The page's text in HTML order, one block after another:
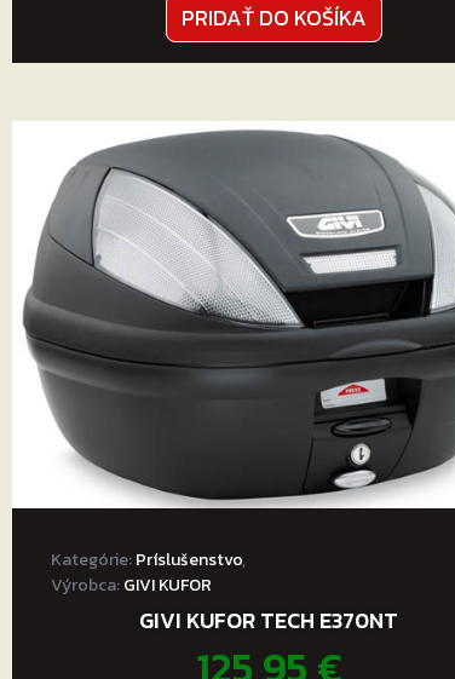
PRIDAŤ DO KOŠÍKA
Kategórie:Príslušenstvo,
Výrobca:GIVI KUFOR
GIVI KUFOR TECH E370NT